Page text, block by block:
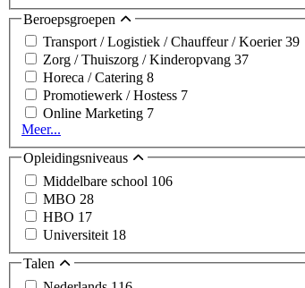
Beroepsgroepen
Transport / Logistiek / Chauffeur / Koerier39
Zorg / Thuiszorg / Kinderopvang 37
Horeca / Catering 8
Promotiewerk / Hostess 7
Online Marketing 7
Meer...
Opleidingsniveaus
Middelbare school 106
MBO 28
HBO 17
Universiteit 18
Talen